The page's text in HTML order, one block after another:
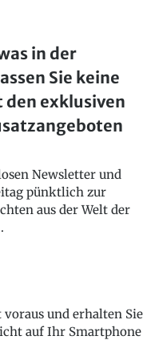
in der
Sie keine
exklusiven
Newsletter und
pünktlich zur
aus der Welt der
und erhalten Sie
auf Ihr Smartphone